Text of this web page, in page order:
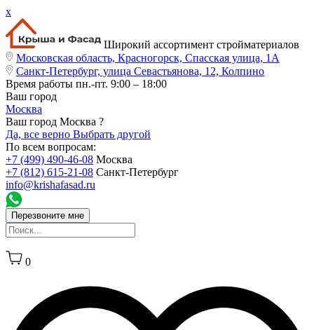
x
Широкий ассортимент стройматериалов
Московская область, Красногорск, Спасская улица, 1А
Санкт-Петербург, улица Севастьянова, 12, Колпино
Время работы пн.-пт. 9:00 – 18:00
Ваш город
Москва
Ваш город Москва ?
Да, все верно Выбрать другой
По всем вопросам:
+7 (499) 490-46-08 Москва
+7 (812) 615-21-08 Санкт-Петербург
info@krishafasad.ru
Перезвоните мне
0